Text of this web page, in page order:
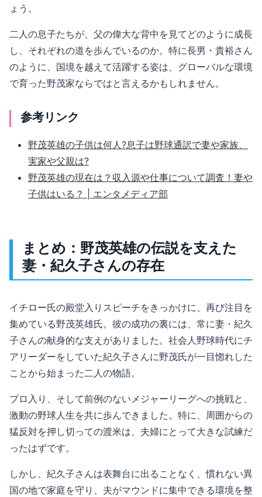
ょう。
二人の息子たちが、父の偉大な背中を見てどのように成長
し、それぞれの道を歩んでいるのか。特に長男・貴裕さん
のように、国境を越えて活躍する姿は、グローバルな環境
で育った野茂家ならではと言えるかもしれません。
参考リンク
野茂英雄の子供は何人?息子は野球通訳で妻や家族、
実家や父親は?
野茂英雄の現在は？収入源や仕事について調査！妻や
子供はいる？ | エンタメディア部
まとめ：野茂英雄の伝説を支えた
妻・紀久子さんの存在
イチロー氏の殿堂入りスピーチをきっかけに、再び注目を
集めている野茂英雄氏。彼の成功の裏には、常に妻・紀久
子さんの献身的な支えがありました。社会人野球時代にチ
アリーダーをしていた紀久子さんに野茂氏が一目惚れした
ことから始まった二人の物語。
プロ入り、そして前例のないメジャーリーグへの挑戦と、
激動の野球人生を共に歩んできました。特に、周囲からの
猛反対を押し切っての渡米は、夫婦にとって大きな試練だ
ったはずです。
しかし、紀久子さんは表舞台に出ることなく、慣れない異
国の地で家庭を守り、夫がマウンドに集中できる環境を整